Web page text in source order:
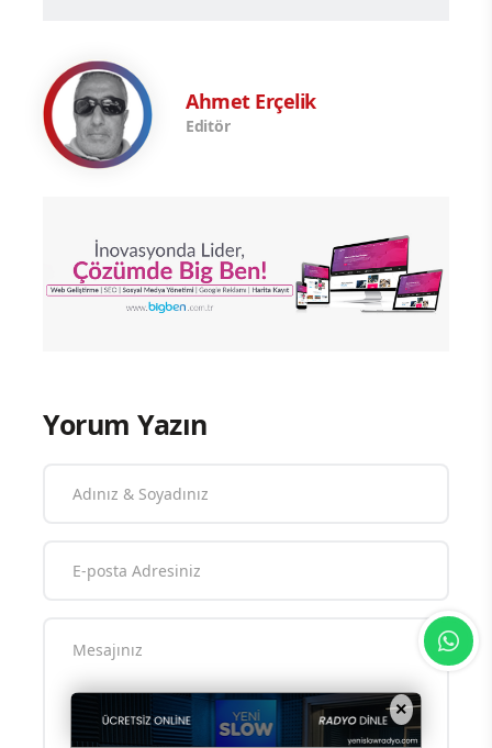
Ahmet Erçelik
Editör
Yorum Yazın
×